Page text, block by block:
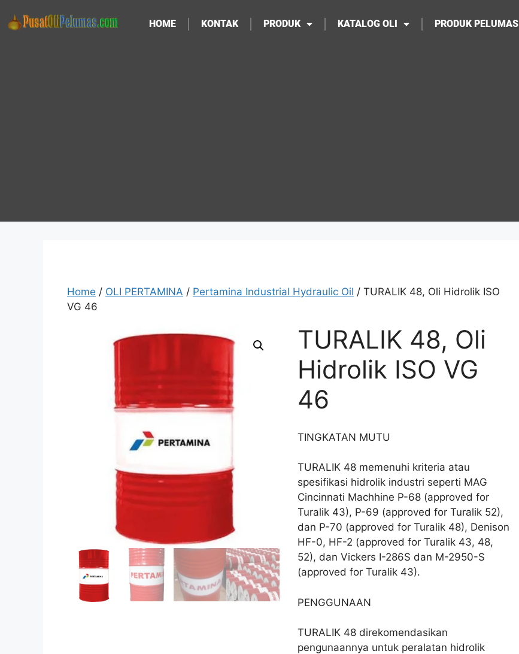
HOME KONTAK PRODUK KATALOG OLI PRODUK PELUMAS
Home / OLI PERTAMINA / Pertamina Industrial Hydraulic Oil / TURALIK 48, Oli Hidrolik ISO
VG 46
TURALIK 48, Oli
Hidrolik ISO VG
46
TINGKATAN MUTU
TURALIK 48 memenuhi kriteria atau
spesifikasi hidrolik industri seperti MAG
Cincinnati Machhine P-68 (approved for
Turalik 43), P-69 (approved for Turalik 52),
dan P-70 (approved for Turalik 48), Denison
HF-0, HF-2 (approved for Turalik 43, 48,
52), dan Vickers I-286S dan M-2950-S
(approved for Turalik 43).
PENGGUNAAN
TURALIK 48 direkomendasikan
pengunaannya untuk peralatan hidrolik